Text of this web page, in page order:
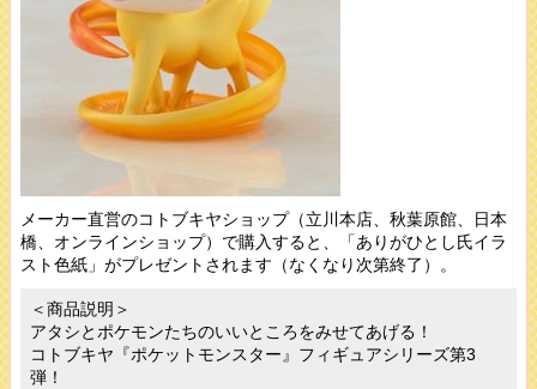
メーカー直営のコトブキヤショップ（立川本店、秋葉原館、日本
橋、オンラインショップ）で購入すると、「ありがひとし氏イラ
スト色紙」がプレゼントされます（なくなり次第終了）。
＜商品説明＞
アタシとポケモンたちのいいところをみせてあげる！
コトブキヤ『ポケットモンスター』フィギュアシリーズ第3
弾！